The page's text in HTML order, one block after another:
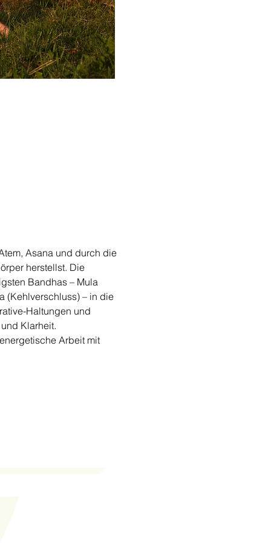
Asana und durch die
herstellst. Die
Bandhas – Mula
(Kehlverschluss) – in die
Haltungen und
Klarheit.
Arbeit mit